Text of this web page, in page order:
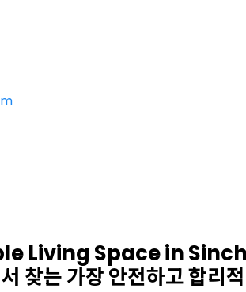
Living Space in
찾는 가장 안전하고 합리